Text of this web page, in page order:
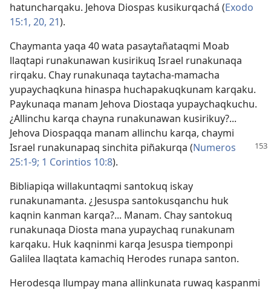
hatuncharqaku. Jehova Diospas kusikurqachá (Exodo
15:1, 20, 21).
Chaymanta yaqa 40 wata pasaytañataqmi Moab
llaqtapi runakunawan kusirikuq Israel runakunaqa
rirqaku. Chay runakunaqa taytacha-mamacha
yupaychaqkuna hinaspa huchapakuqkunam karqaku.
Paykunaqa manam Jehova Diostaqa yupaychaqkuchu.
¿Allinchu karqa chayna runakunawan kusirikuy?...
Jehova Diospaqqa manam allinchu karqa, chaymi
Israel runakunapaq sinchita piñakurqa (Numeros
25:1-9; 1 Corintios 10:8).
Bibliapiqa willakuntaqmi santokuq iskay
runakunamanta. ¿Jesuspa santokusqanchu huk
kaqnin kanman karqa?... Manam. Chay santokuq
runakunaqa Diosta mana yupaychaq runakunam
karqaku. Huk kaqninmi karqa Jesuspa tiemponpi
Galilea llaqtata kamachiq Herodes runapa santon.
Herodesqa llumpay mana allinkunata ruwaq kaspanmi